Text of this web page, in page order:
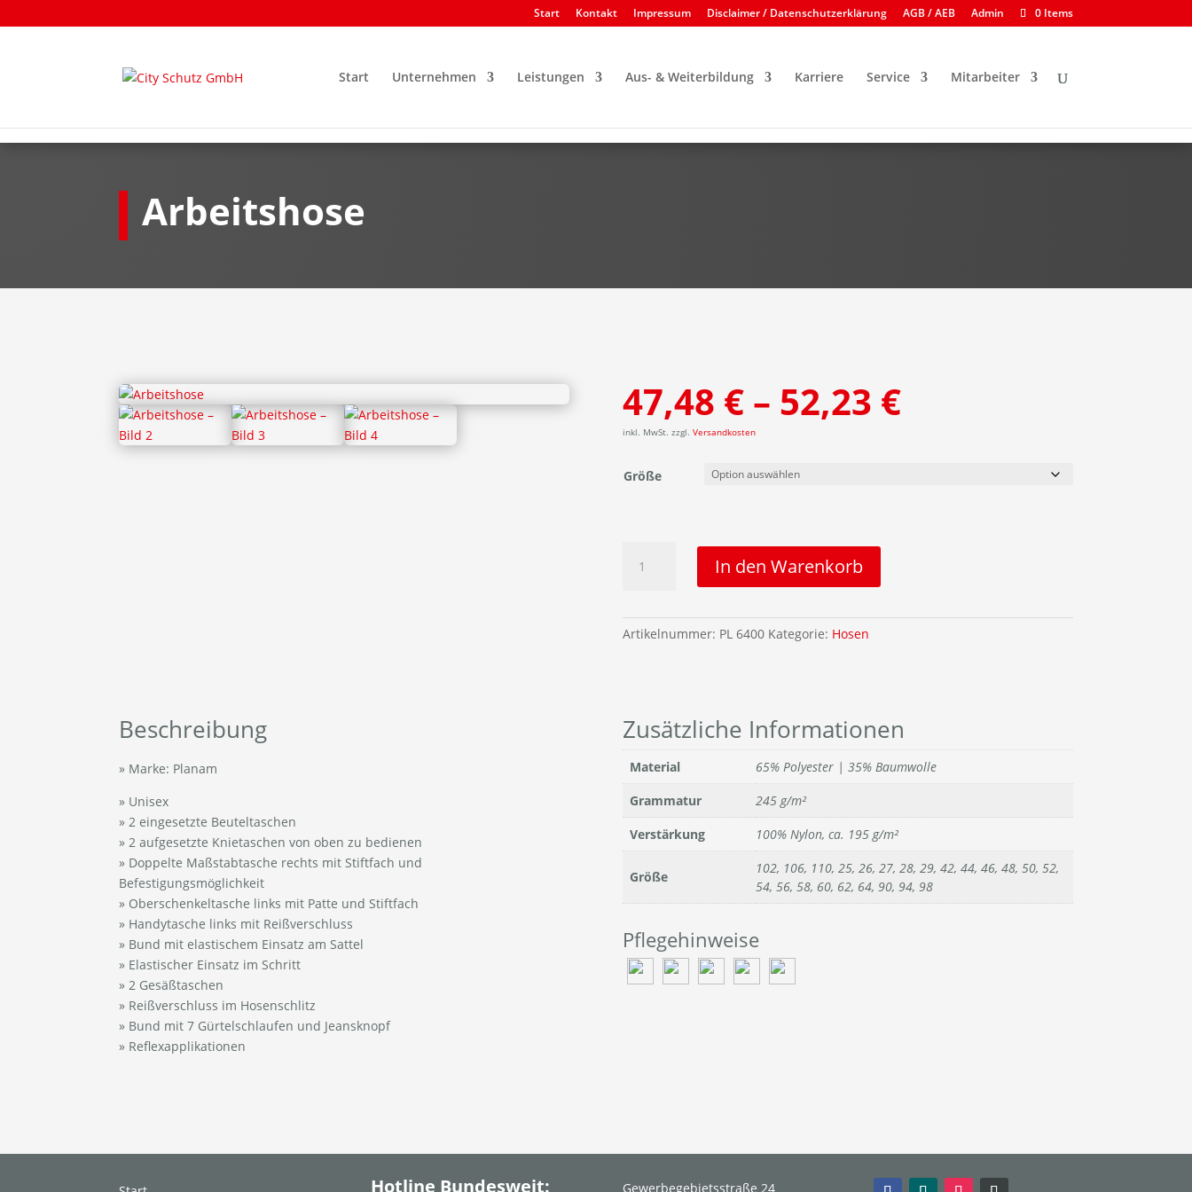
Start Kontakt Impressum Disclaimer / Datenschutzerklärung AGB / AEB Admin 0 Items
Start Unternehmen Leistungen Aus- & Weiterbildung Karriere Service Mitarbeiter
Arbeitshose
47,48 €– 52,23 €
inkl. MwSt. zzgl. Versandkosten
Größe
Menge
In den Warenkorb
Artikelnummer: PL 6400 Kategorie: Hosen
Beschreibung
» Marke: Planam
» Unisex
» 2 eingesetzte Beuteltaschen
» 2 aufgesetzte Knietaschen von oben zu bedienen
» Doppelte Maßstabtasche rechts mit Stiftfach und
Befestigungsmöglichkeit
» Oberschenkeltasche links mit Patte und Stiftfach
» Handytasche links mit Reißverschluss
» Bund mit elastischem Einsatz am Sattel
» Elastischer Einsatz im Schritt
» 2 Gesäßtaschen
» Reißverschluss im Hosenschlitz
» Bund mit 7 Gürtelschlaufen und Jeansknopf
» Reflexapplikationen
Zusätzliche Informationen
Material
65% Polyester | 35% Baumwolle
Grammatur
245 g/m²
Verstärkung
100% Nylon, ca. 195 g/m²
Größe
102, 106, 110, 25, 26, 27, 28, 29, 42, 44, 46, 48, 50, 52,
54, 56, 58, 60, 62, 64, 90, 94, 98
Pflegehinweise
Hotline Bundesweit: Gewerbegebietsstraße 24